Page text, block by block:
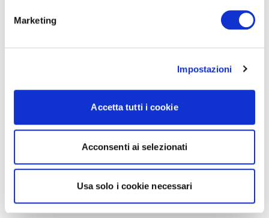
Marketing
Impostazioni
Accetta tutti i cookie
Acconsenti ai selezionati
Usa solo i cookie necessari